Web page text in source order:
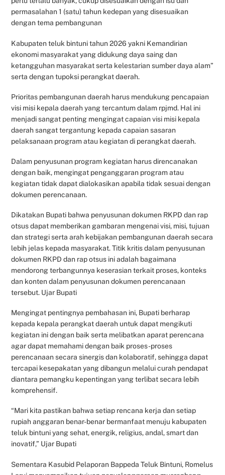
permasalahan 1 (satu) tahun kedepan yang disesuaikan
dengan tema pembangunan
Kabupaten teluk bintuni tahun 2026 yakni Kemandirian
ekonomi masyarakat yang didukung daya saing dan
ketangguhan masyarakat serta kelestarian sumber daya alam”
serta dengan tupoksi perangkat daerah.
Prioritas pembangunan daerah harus mendukung pencapaian
visi misi kepala daerah yang tercantum dalam rpjmd. Hal ini
menjadi sangat penting mengingat capaian visi misi kepala
daerah sangat tergantung kepada capaian sasaran
pelaksanaan program atau kegiatan di perangkat daerah.
Dalam penyusunan program kegiatan harus direncanakan
dengan baik, mengingat penganggaran program atau
kegiatan tidak dapat dialokasikan apabila tidak sesuai dengan
dokumen perencanaan.
Dikatakan Bupati bahwa penyusunan dokumen RKPD dan rap
otsus dapat memberikan gambaran mengenai visi, misi, tujuan
dan strategi serta arah kebijakan pembangunan daerah secara
lebih jelas kepada masyarakat. Titik kritis dalam penyusunan
dokumen RKPD dan rap otsus ini adalah bagaimana
mendorong terbangunnya keserasian terkait proses, konteks
dan konten dalam penyusunan dokumen perencanaan
tersebut. Ujar Bupati
Mengingat pentingnya pembahasan ini, Bupati berharap
kepada kepala perangkat daerah untuk dapat mengikuti
kegiatan ini dengan baik serta melibatkan aparat perencana
agar dapat memahami dengan baik proses-proses
perencanaan secara sinergis dan kolaboratif, sehingga dapat
tercapai kesepakatan yang dibangun melalui curah pendapat
diantara pemangku kepentingan yang terlibat secara lebih
komprehensif.
“Mari kita pastikan bahwa setiap rencana kerja dan setiap
rupiah anggaran benar-benar bermanfaat menuju kabupaten
teluk bintuni yang sehat, energik, religius, andal, smart dan
inovatif,” Ujar Bupati
Sementara Kasubid Pelaporan Bappeda Teluk Bintuni, Romelus